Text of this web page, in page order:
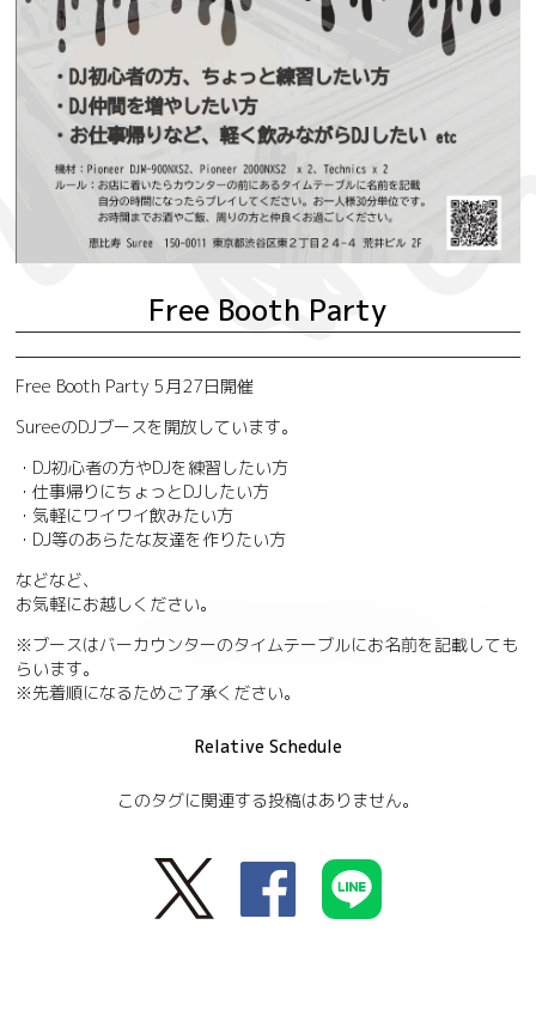
Free Booth Party
Free Booth Party 5月27日開催
SureeのDJブースを開放しています。
・DJ初心者の方やDJを練習したい方
・仕事帰りにちょっとDJしたい方
・気軽にワイワイ飲みたい方
・DJ等のあらたな友達を作りたい方
などなど、
お気軽にお越しください。
※ブースはバーカウンターのタイムテーブルにお名前を記載しても
らいます。
※先着順になるためご了承ください。
Relative Schedule
このタグに関連する投稿はありません。